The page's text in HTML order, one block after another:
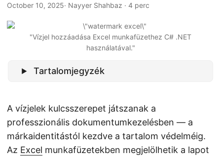
n
October 10, 2025· Nayyer Shahbaz · 4 perc
"Vízjel hozzáadása Excel munkafüzethez C# .NET
használatával."
Tartalomjegyzék
A vízjelek kulcsszerepet játszanak a
professzionális dokumentumkezelésben — a
márkaidentitástól kezdve a tartalom védelméig.
Az Excel munkafüzetekben megjelölhetik a lapot